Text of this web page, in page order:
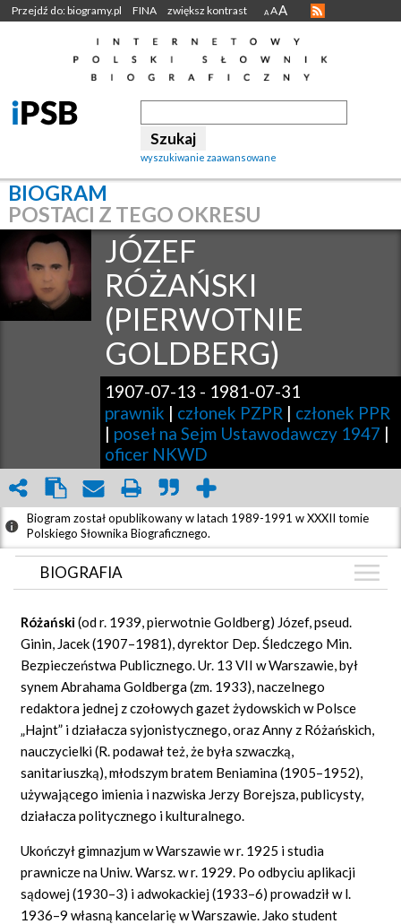
Przejdź do: biogramy.pl FINA zwiększ kontrast A AA
wyszukiwanie zaawansowane
BIOGRAM
POSTACI Z TEGO OKRESU
JÓZEF
RÓŻAŃSKI
(PIERWOTNIE
GOLDBERG)
1907-07-13 - 1981-07-31
prawnik | członek PZPR | członek PPR
| poseł na Sejm Ustawodawczy 1947 |
oficer NKWD
Biogram został opublikowany w latach 1989-1991 w XXXII tomie
Polskiego Słownika Biograficznego.
BIOGRAFIA
GRAF POWIĄZAŃ
DYSKUSJA
Mapa
Różański(od r. 1939, pierwotnie Goldberg) Józef, pseud.
Ginin, Jacek (1907–1981), dyrektor Dep. Śledczego Min.
Bezpieczeństwa Publicznego. Ur. 13 VII w Warszawie, był
synem Abrahama Goldberga (zm. 1933), naczelnego
redaktora jednej z czołowych gazet żydowskich w Polsce
„Hajnt” i działacza syjonistycznego, oraz Anny z Różańskich,
nauczycielki (R. podawał też, że była szwaczką,
sanitariuszką), młodszym bratem Beniamina (1905–1952),
używającego imienia i nazwiska Jerzy Borejsza, publicysty,
działacza politycznego i kulturalnego.
Ukończył gimnazjum w Warszawie w r. 1925 i studia
prawnicze na Uniw. Warsz. w r. 1929. Po odbyciu aplikacji
sądowej (1930–3) i adwokackiej (1933–6) prowadził w l.
1936–9 własną kancelarię w Warszawie. Jako student